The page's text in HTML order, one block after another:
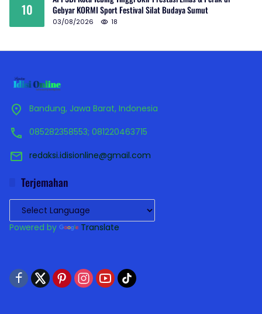
10
Gebyar KORMI Sport Festival Silat Budaya Sumut
03/08/2026 18
Bandung, Jawa Barat, Indonesia
085282358553; 081220463715
redaksi.idisionline@gmail.com
Terjemahan
Powered by Translate